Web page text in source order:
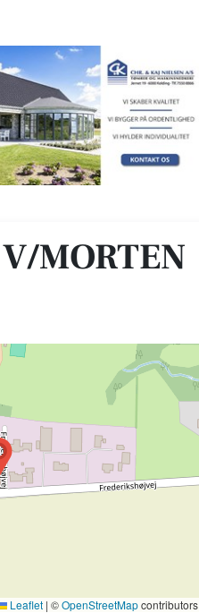
MORTEN
Leaflet | ©OpenStreetMapcontributors